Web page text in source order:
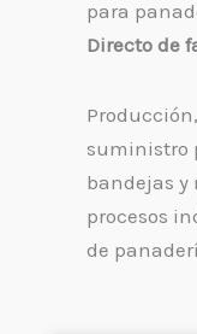
para
Directo de
suministro
bandejas y
procesos
de